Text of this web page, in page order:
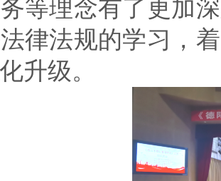
等理念有了更加
律法规的学习，
升级。